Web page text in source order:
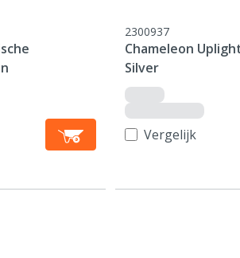
2300937
Chameleon
Silver
Vergelijk